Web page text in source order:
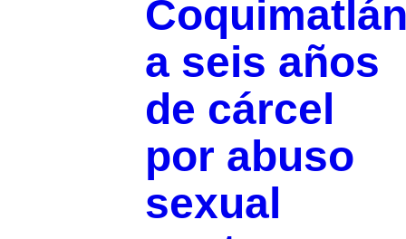
a seis años
de cárcel
por abuso
sexual